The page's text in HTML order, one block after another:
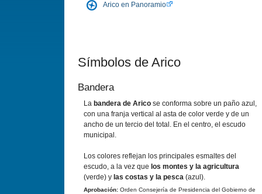
Arico en Panoramio
Símbolos de Arico
Bandera
La bandera de Arico se conforma sobre un paño azul,
con una franja vertical al asta de color verde y de un
ancho de un tercio del total. En el centro, el escudo
municipal.
Los colores reflejan los principales esmaltes del
escudo, a la vez que los montes y la agricultura
(verde) y las costas y la pesca (azul).
Aprobación: Orden Consejería de Presidencia del Gobierno de